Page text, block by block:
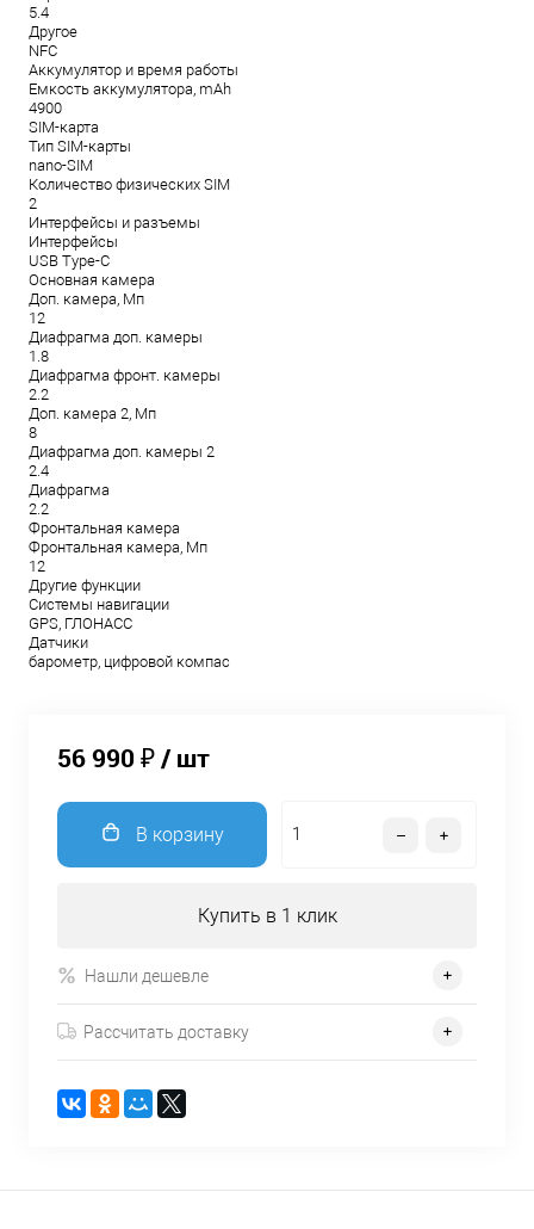
5.4
Другое
NFC
Аккумулятор и время работы
Емкость аккумулятора, mAh
4900
SIM-карта
Тип SIM-карты
nano-SIM
Количество физических SIM
2
Интерфейсы и разъемы
Интерфейсы
USB Type-C
Основная камера
Доп. камера, Мп
12
Диафрагма доп. камеры
1.8
Диафрагма фронт. камеры
2.2
Доп. камера 2, Мп
8
Диафрагма доп. камеры 2
2.4
Диафрагма
2.2
Фронтальная камера
Фронтальная камера, Мп
12
Другие функции
Системы навигации
GPS, ГЛОНАСС
Датчики
барометр, цифровой компас
56 990 ₽/ шт
В корзину
Купить в 1 клик
Нашли дешевле
Рассчитать доставку